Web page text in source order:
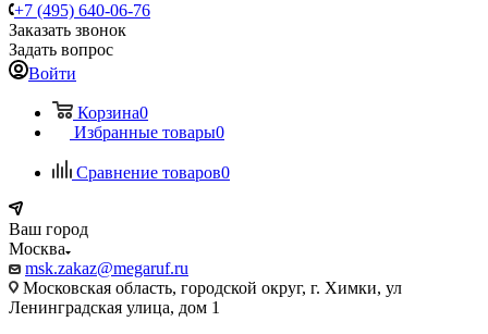
+7 (495) 640-06-76
Заказать звонок
Задать вопрос
Войти
Корзина0
Избранные товары0
Сравнение товаров0
Ваш город
Москва
msk.zakaz@megaruf.ru
Московская область, городской округ, г. Химки, ул
Ленинградская улица, дом 1